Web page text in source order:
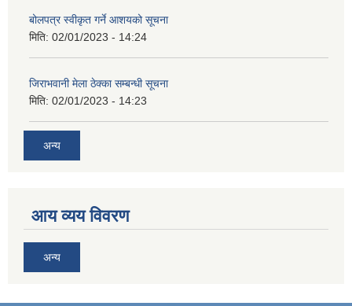
बोलपत्र स्वीकृत गर्ने आशयको सूचना
मिति: 02/01/2023 - 14:24
जिराभवानी मेला ठेक्का सम्बन्धी सूचना
मिति: 02/01/2023 - 14:23
अन्य
आय व्यय विवरण
अन्य